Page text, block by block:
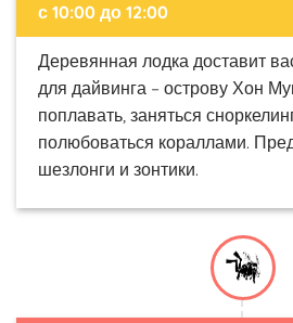
с 10:00 до 12:00
Деревянная лодка доставит
для дайвинга – острову Хон
поплавать, заняться
полюбоваться кораллами.
шезлонги и зонтики.